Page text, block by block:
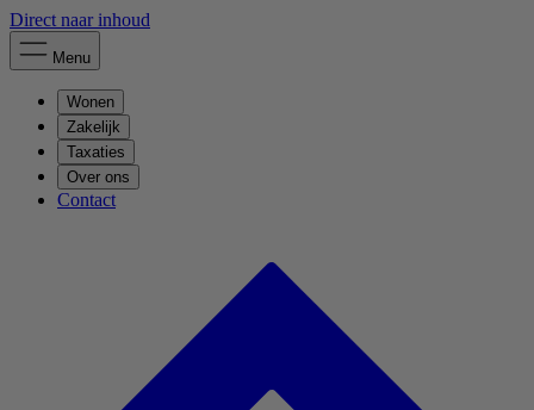
Direct naar inhoud
Menu
Wonen
Zakelijk
Taxaties
Over ons
Contact